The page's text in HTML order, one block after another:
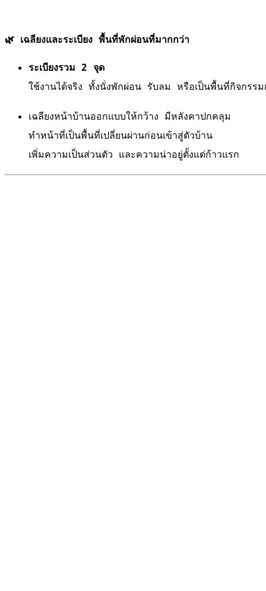
🌿 เฉลียงและระเบียง พื้นที่พักผ่อนที่มากกว่า
ระเบียงรวม 2 จุด
ใช้งานได้จริง ทั้งนั่งพักผ่อน รับลม หรือเป็นพื้นที่กิจกรรม
เฉลียงหน้าบ้านออกแบบให้กว้าง มีหลังคาปกคลุม
ทำหน้าที่เป็นพื้นที่เปลี่ยนผ่านก่อนเข้าสู่ตัวบ้าน
เพิ่มความเป็นส่วนตัว และความน่าอยู่ตั้งแต่ก้าวแรก